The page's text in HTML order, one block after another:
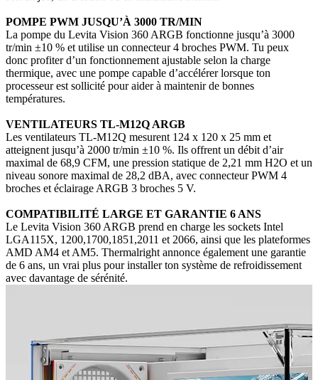
POMPE PWM JUSQU’À 3000 TR/MIN
La pompe du Levita Vision 360 ARGB fonctionne jusqu’à 3000
tr/min ±10 % et utilise un connecteur 4 broches PWM. Tu peux
donc profiter d’un fonctionnement ajustable selon la charge
thermique, avec une pompe capable d’accélérer lorsque ton
processeur est sollicité pour aider à maintenir de bonnes
températures.
VENTILATEURS TL-M12Q ARGB
Les ventilateurs TL-M12Q mesurent 124 x 120 x 25 mm et
atteignent jusqu’à 2000 tr/min ±10 %. Ils offrent un débit d’air
maximal de 68,9 CFM, une pression statique de 2,21 mm H2O et un
niveau sonore maximal de 28,2 dBA, avec connecteur PWM 4
broches et éclairage ARGB 3 broches 5 V.
COMPATIBILITÉ LARGE ET GARANTIE 6 ANS
Le Levita Vision 360 ARGB prend en charge les sockets Intel
LGA115X, 1200,1700,1851,2011 et 2066, ainsi que les plateformes
AMD AM4 et AM5. Thermalright annonce également une garantie
de 6 ans, un vrai plus pour installer ton système de refroidissement
avec davantage de sérénité.